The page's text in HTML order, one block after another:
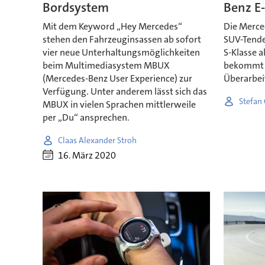
Bordsystem
Mit dem Keyword „Hey Mercedes“
stehen den Fahrzeuginsassen ab sofort
vier neue Unterhaltungsmöglichkeiten
beim Multimediasystem MBUX
(Mercedes-Benz User Experience) zur
Verfügung. Unter anderem lässt sich das
MBUX in vielen Sprachen mittlerweile
per „Du“ ansprechen.
Claas Alexander Stroh
16. März 2020
Benz
Die
SUV-
S-Klasse
bekommt
Stefan